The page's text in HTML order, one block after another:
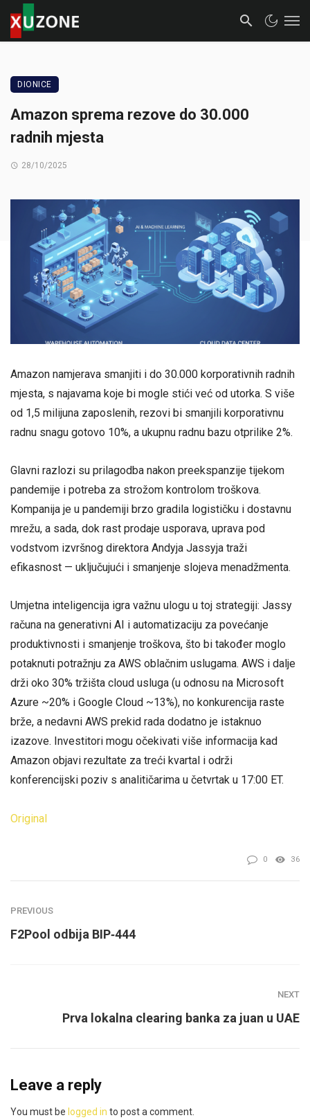
DIONICE
Amazon sprema rezove do 30.000
radnih mjesta
28/10/2025
Amazon namjerava smanjiti i do 30.000 korporativnih radnih
mjesta, s najavama koje bi mogle stići već od utorka. S više
od 1,5 milijuna zaposlenih, rezovi bi smanjili korporativnu
radnu snagu gotovo 10%, a ukupnu radnu bazu otprilike 2%.
Glavni razlozi su prilagodba nakon preekspanzije tijekom
pandemije i potreba za strožom kontrolom troškova.
Kompanija je u pandemiji brzo gradila logističku i dostavnu
mrežu, a sada, dok rast prodaje usporava, uprava pod
vodstvom izvršnog direktora Andyja Jassyja traži
efikasnost — uključujući i smanjenje slojeva menadžmenta.
Umjetna inteligencija igra važnu ulogu u toj strategiji: Jassy
računa na generativni AI i automatizaciju za povećanje
produktivnosti i smanjenje troškova, što bi također moglo
potaknuti potražnju za AWS oblačnim uslugama. AWS i dalje
drži oko 30% tržišta cloud usluga (u odnosu na Microsoft
Azure ~20% i Google Cloud ~13%), no konkurencija raste
brže, a nedavni AWS prekid rada dodatno je istaknuo
izazove. Investitori mogu očekivati više informacija kad
Amazon objavi rezultate za treći kvartal i održi
konferencijski poziv s analitičarima u četvrtak u 17:00 ET.
Original
0 36
PREVIOUS
F2Pool odbija BIP‑444
NEXT
Prva lokalna clearing banka za juan u UAE
Leave a reply
You must be logged in to post a comment.